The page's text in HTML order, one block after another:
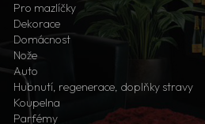
Pro mazlíčky
Dekorace
Domácnost
Nože
Auto
Hubnutí, regenerace, doplňky stravy
Koupelna
Parfémy